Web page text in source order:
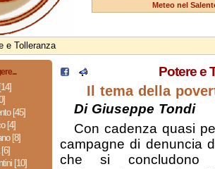
Meteo nel
e Tolleranza
[45]
[4]
[8]
[10]
Potere e
Il tema della
Di Giuseppe Tondi
Con cadenza quasi
campagne di denuncia
che si concludono